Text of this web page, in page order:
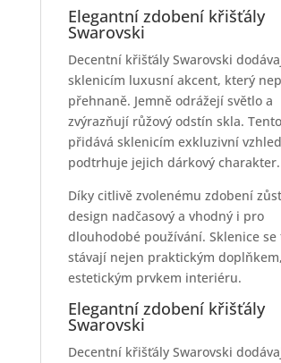
Elegantní zdobení křišťály
Swarovski
Decentní křišťály Swarovski
sklenicím luxusní akcent, který
přehnaně. Jemně odrážejí světlo a
zvýrazňují růžový odstín skla.
přidává sklenicím exkluzivní
podtrhuje jejich dárkový charakter.
Díky citlivě zvolenému zdobení
design nadčasový a vhodný i pro
dlouhodobé používání. Sklenice se
stávají nejen praktickým
estetickým prvkem interiéru.
Elegantní zdobení křišťály
Swarovski
Decentní křišťály Swarovski